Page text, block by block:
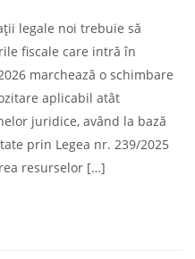
legale noi trebuie să
fiscale care intră în
marchează o schimbare
aplicabil atât
juridice, având la bază
prin Legea nr. 239/2025
resurselor […]